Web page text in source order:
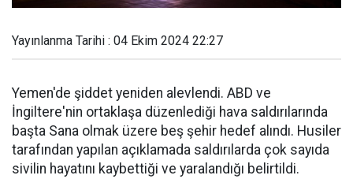
Yayınlanma Tarihi : 04 Ekim 2024 22:27
Yemen'de şiddet yeniden alevlendi. ABD ve
İngiltere'nin ortaklaşa düzenlediği hava saldırılarında
başta Sana olmak üzere beş şehir hedef alındı. Husiler
tarafından yapılan açıklamada saldırılarda çok sayıda
sivilin hayatını kaybettiği ve yaralandığı belirtildi.